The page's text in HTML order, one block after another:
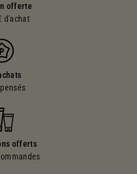
offerte
d'achat
offerts